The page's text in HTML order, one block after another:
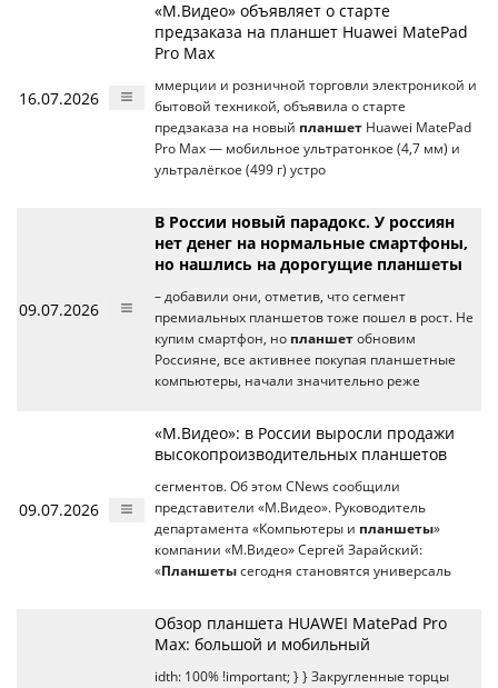
16.07.2026
«М.Видео» объявляет о старте
предзаказа на планшет Huawei MatePad
Pro Max
ммерции и розничной торговли электроникой и
бытовой техникой, объявила о старте
предзаказа на новый планшет Huawei MatePad
Pro Max — мобильное ультратонкое (4,7 мм) и
ультралёгкое (499 г) устро
09.07.2026
В России новый парадокс. У россиян
нет денег на нормальные смартфоны,
но нашлись на дорогущие планшеты
– добавили они, отметив, что сегмент
премиальных планшетов тоже пошел в рост. Не
купим смартфон, но планшет обновим
Россияне, все активнее покупая планшетные
компьютеры, начали значительно реже
09.07.2026
«М.Видео»: в России выросли продажи
высокопроизводительных планшетов
сегментов. Об этом CNews сообщили
представители «М.Видео». Руководитель
департамента «Компьютеры и планшеты»
компании «М.Видео» Сергей Зарайский:
«Планшеты сегодня становятся универсаль
Обзор планшета HUAWEI MatePad Pro
Max: большой и мобильный
idth: 100% !important; } } Закругленные торцы